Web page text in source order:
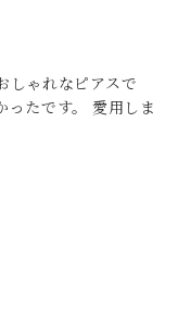
しゃれなピアスで
ったです。 愛用しま